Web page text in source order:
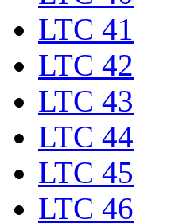
LTC 41
LTC 42
LTC 43
LTC 44
LTC 45
LTC 46